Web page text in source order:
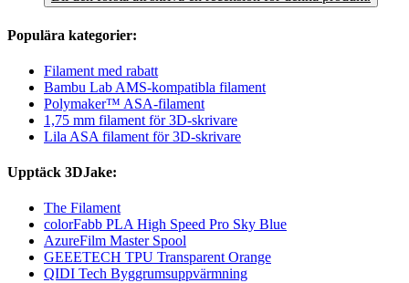
Populära kategorier:
Filament med rabatt
Bambu Lab AMS-kompatibla filament
Polymaker™ ASA-filament
1,75 mm filament för 3D-skrivare
Lila ASA filament för 3D-skrivare
Upptäck 3DJake:
The Filament
colorFabb PLA High Speed Pro Sky Blue
AzureFilm Master Spool
GEEETECH TPU Transparent Orange
QIDI Tech Byggrumsuppvärmning